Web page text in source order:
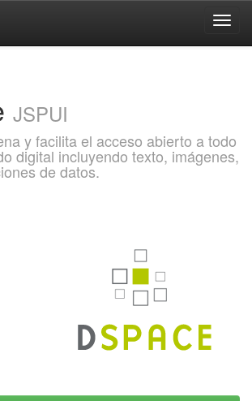
JSPUI
y facilita el acceso abierto a todo
digital incluyendo texto, imágenes,
de datos.